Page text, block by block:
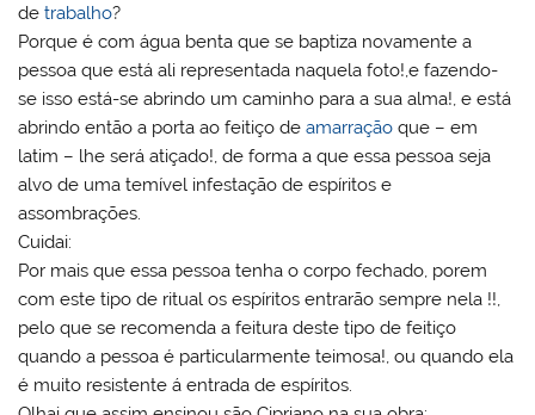
detrabalho?
Porque é com água benta que se baptiza novamente a
pessoa que está ali representada naquela foto!,e fazendo-
se isso está-se abrindo um caminho para a sua alma!, e está
abrindo então a porta ao feitiço deamarração que – em
latim – lhe será atiçado!, de forma a que essa pessoa seja
alvo de uma temível infestação de espíritos e
assombrações.
Cuidai:
Por mais que essa pessoa tenha o corpo fechado, porem
com este tipo de ritual os espíritos entrarão sempre nela !!,
pelo que se recomenda a feitura deste tipo de feitiço
quando a pessoa é particularmente teimosa!, ou quando ela
é muito resistente á entrada de espíritos.